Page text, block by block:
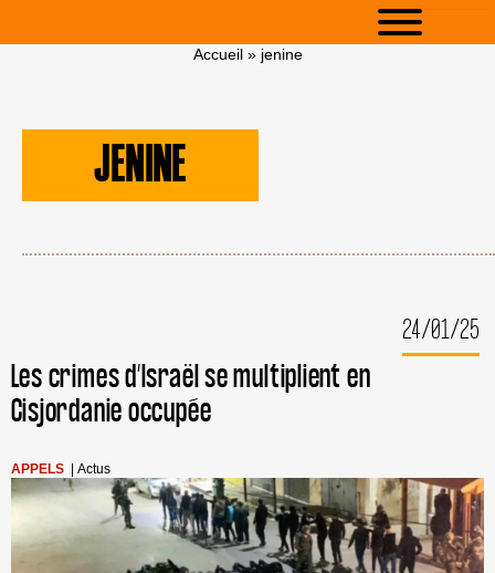
Accueil» jenine
JENINE
24/01/25
Les crimes d’Israël se multiplient en
Cisjordanie occupée
APPELS Actus